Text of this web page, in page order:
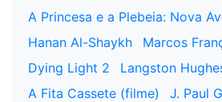
A Princesa e a Plebeia: Nova
Hanan Al-Shaykh
Marcos
Dying Light 2
Langston
A Fita Cassete (filme)
J. Paul